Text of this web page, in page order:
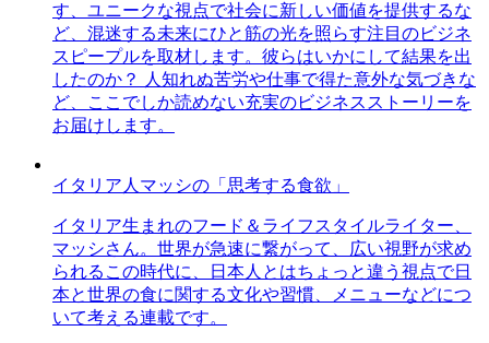
す、ユニークな視点で社会に新しい価値を提供するな
ど、混迷する未来にひと筋の光を照らす注目のビジネ
スピープルを取材します。彼らはいかにして結果を出
したのか？ 人知れぬ苦労や仕事で得た意外な気づきな
ど、ここでしか読めない充実のビジネスストーリーを
お届けします。
イタリア人マッシの「思考する食欲」
イタリア生まれのフード＆ライフスタイルライター、
マッシさん。世界が急速に繋がって、広い視野が求め
られるこの時代に、日本人とはちょっと違う視点で日
本と世界の食に関する文化や習慣、メニューなどにつ
いて考える連載です。